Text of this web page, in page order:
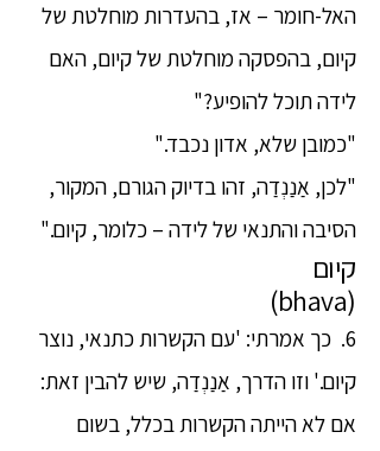
האל-חומר – אז, בהעדרות מוחלטת של
קיום, בהפסקה מוחלטת של קיום, האם
לידה תוכל להופיע?"
"כמובן שלא, אדון נכבד."
"לכן, אַנַנְדַה, זהו בדיוק הגורם, המקור,
הסיבה והתנאי של לידה – כלומר, קיום."
קיום
(bhava)
6. כך אמרתי: 'עם הקשרות כתנאי, נוצר
קיום.' וזו הדרך, אַנַנְדַה, שיש להבין זאת:
אם לא הייתה הקשרות בכלל, בשום